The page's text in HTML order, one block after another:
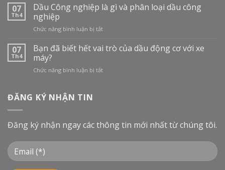
TRƯỜNG
DẦU
TẠI
NAM:
CUỘC
07
Th4
Dầu Công nghiệp là gì và phân loại dầu công
nghiệp
Chức năng bình luận bị tắtở
Công
gì
nghiệp
07
Th4
Bạn đã biết hết vai trò của dầu động cơ với xe
máy?
Chức năng bình luận bị tắtở
trò
của
với
ĐĂNG KÝ NHẬN TIN
Đăng ký nhận ngay các thông tin mới nhất từ chúng tôi.